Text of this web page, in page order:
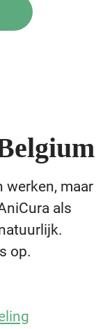
werken, maar
als
op.